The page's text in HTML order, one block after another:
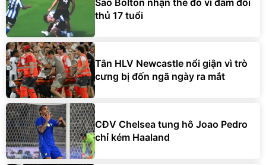
Sao Bolton nhận thẻ đỏ vì đấm đối
thủ 17 tuổi
Tân HLV Newcastle nổi giận vì trò
cưng bị đốn ngã ngày ra mắt
CĐV Chelsea tung hô Joao Pedro
chỉ kém Haaland